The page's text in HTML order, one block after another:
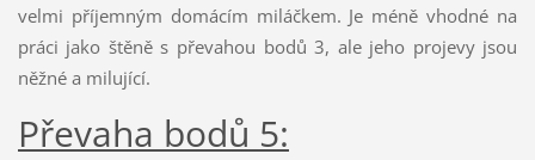
velmi příjemným domácím miláčkem. Je méně vhodné na
práci jako štěně s převahou bodů 3, ale jeho projevy jsou
něžné a milující.
Převaha bodů 5: